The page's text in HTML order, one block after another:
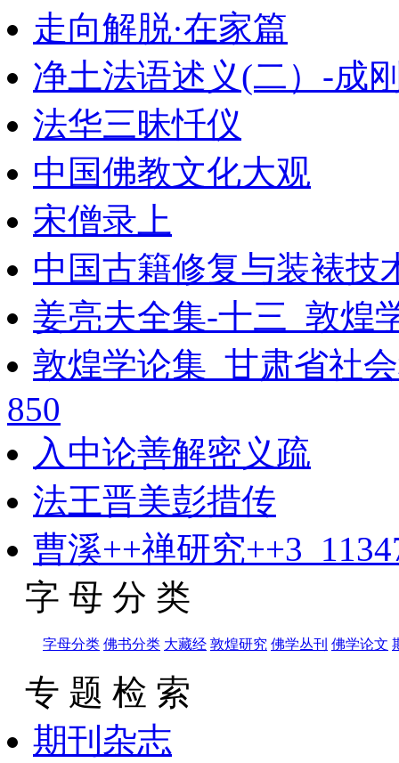
走向解脱·在家篇
净土法语述义(二）-成
法华三昧忏仪
中国佛教文化大观
宋僧录上
中国古籍修复与装裱技
姜亮夫全集-十三_敦煌
敦煌学论集_甘肃省社
850
入中论善解密义疏
法王晋美彭措传
曹溪++禅研究
字 母 分 类
字母分类 佛书分类 大藏经 敦煌研究 佛学丛刊 佛学论文
专 题 检 索
期刊杂志